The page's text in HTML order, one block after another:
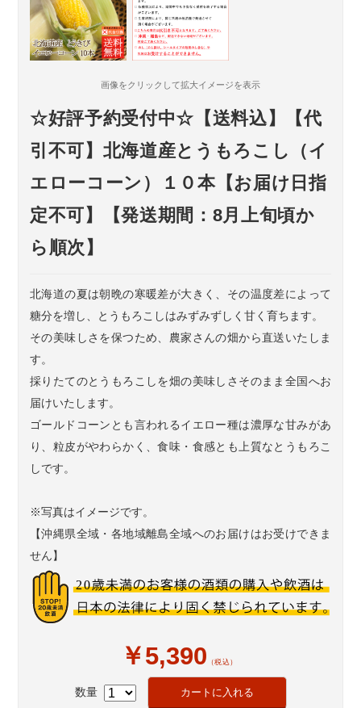
画像をクリックして拡大イメージを表示
☆好評予約受付中☆【送料込】【代
引不可】北海道産とうもろこし（イ
エローコーン）１０本【お届け日指
定不可】【発送期間：8月上旬頃か
ら順次】
北海道の夏は朝晩の寒暖差が大きく、その温度差によって
糖分を増し、とうもろこしはみずみずしく甘く育ちます。
その美味しさを保つため、農家さんの畑から直送いたしま
す。
採りたてのとうもろこしを畑の美味しさそのまま全国へお
届けいたします。
ゴールドコーンとも言われるイエロー種は濃厚な甘みがあ
り、粒皮がやわらかく、食味・食感とも上質なとうもろこ
しです。
※写真はイメージです。
【沖縄県全域・各地域離島全域へのお届けはお受けできま
せん】
￥5,390 （税込）
数量